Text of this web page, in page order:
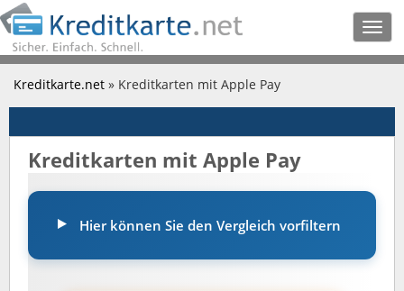
Kreditkarte.net » Kreditkarten mit Apple Pay
Kreditkarten mit Apple Pay
Hier können Sie den Vergleich vorfiltern